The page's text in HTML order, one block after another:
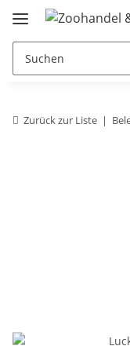
Zurück zur Liste